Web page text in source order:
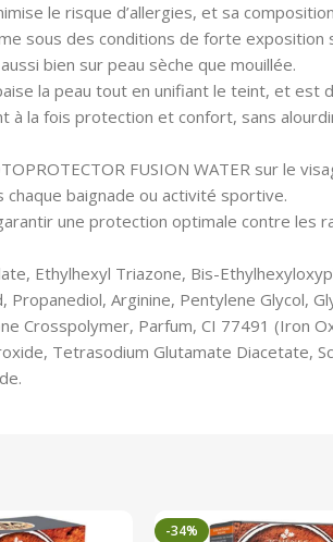
le risque d’allergies, et sa
sous des conditions de forte
bien sur peau sèche que mouillée.
la peau tout en unifiant le teint, et
à la fois protection et confort, sans
FUSION WATER sur le
baignade ou activité sportive.
une protection optimale contre les
Ethylhexyl Triazone, Bis-
Propanediol, Arginine, Pentylene Glycol,
Crosspolymer, Parfum, CI 77491 (Iron
Tetrasodium Glutamate Diacetate,
-34%